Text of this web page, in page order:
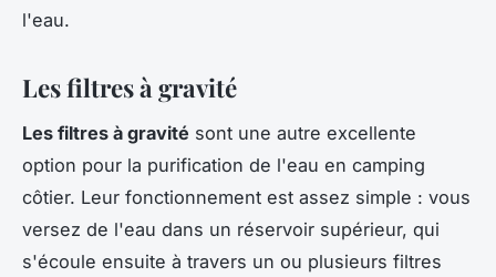
l'eau.
Les filtres à gravité
Les filtres à gravité sont une autre excellente
option pour la purification de l'eau en camping
côtier. Leur fonctionnement est assez simple : vous
versez de l'eau dans un réservoir supérieur, qui
s'écoule ensuite à travers un ou plusieurs filtres